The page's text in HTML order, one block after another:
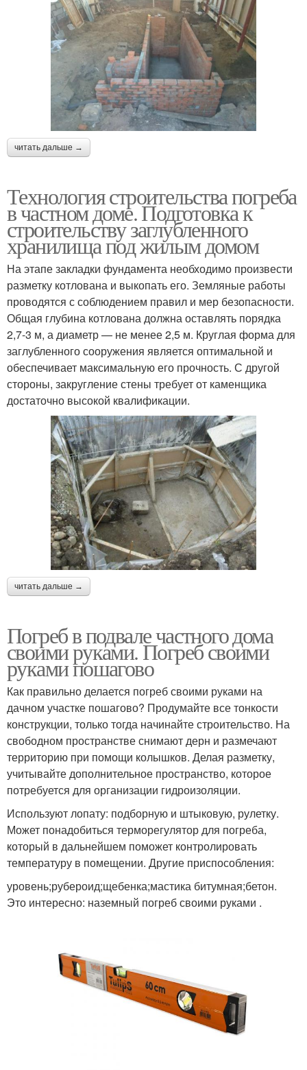
читать дальше →
Технология строительства погреба
в частном доме. Подготовка к
строительству заглубленного
хранилища под жилым домом
На этапе закладки фундамента необходимо произвести
разметку котлована и выкопать его. Земляные работы
проводятся с соблюдением правил и мер безопасности.
Общая глубина котлована должна оставлять порядка
2,7-3 м, а диаметр — не менее 2,5 м. Круглая форма для
заглубленного сооружения является оптимальной и
обеспечивает максимальную его прочность. С другой
стороны, закругление стены требует от каменщика
достаточно высокой квалификации.
читать дальше →
Погреб в подвале частного дома
своими руками. Погреб своими
руками пошагово
Как правильно делается погреб своими руками на
дачном участке пошагово? Продумайте все тонкости
конструкции, только тогда начинайте строительство. На
свободном пространстве снимают дерн и размечают
территорию при помощи колышков. Делая разметку,
учитывайте дополнительное пространство, которое
потребуется для организации гидроизоляции.
Используют лопату: подборную и штыковую, рулетку.
Может понадобиться терморегулятор для погреба,
который в дальнейшем поможет контролировать
температуру в помещении. Другие приспособления:
уровень;рубероид;щебенка;мастика битумная;бетон.
Это интересно: наземный погреб своими руками .